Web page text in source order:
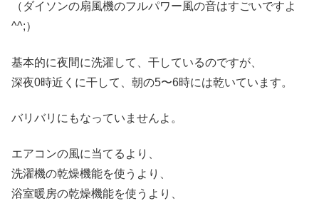
（ダイソンの扇風機のフルパワー風の音はすごいですよ
^^;）
基本的に夜間に洗濯して、干しているのですが、
深夜0時近くに干して、朝の5〜6時には乾いています。
バリバリにもなっていませんよ。
エアコンの風に当てるより、
洗濯機の乾燥機能を使うより、
浴室暖房の乾燥機能を使うより、